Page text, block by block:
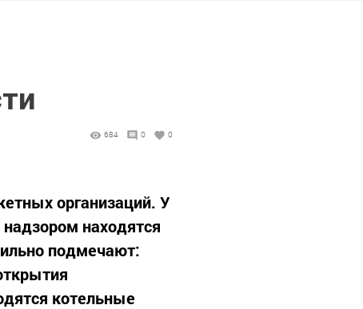
684 0 0
организаций. У
находятся
подмечают:
котельные